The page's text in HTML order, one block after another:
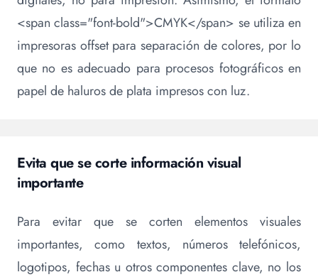
<span class="font-bold">CMYK</span> se utiliza en
impresoras offset para separación de colores, por lo
que no es adecuado para procesos fotográficos en
papel de haluros de plata impresos con luz.
Evita que se corte información visual
importante
Para evitar que se corten elementos visuales
importantes, como textos, números telefónicos,
logotipos, fechas u otros componentes clave, no los